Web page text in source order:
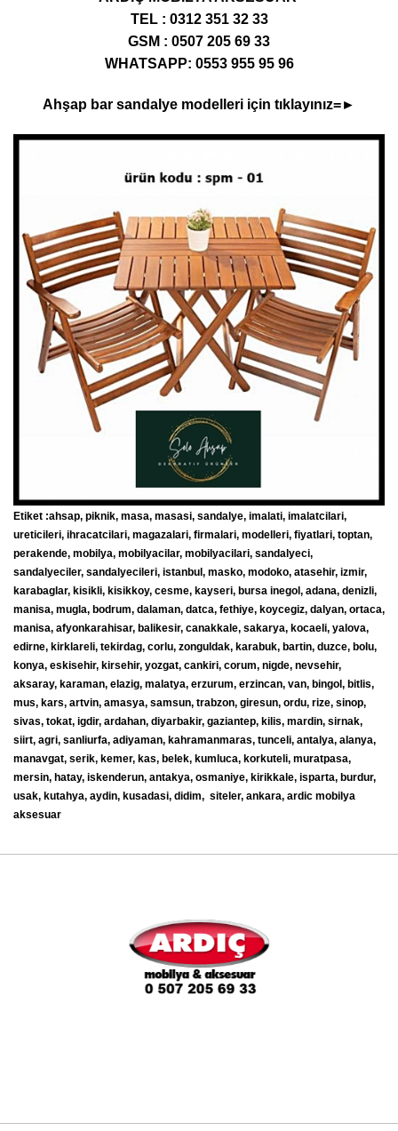
TEL : 0312 351 32 33
GSM : 0507 205 69 33
WHATSAPP: 0553 955 95 96
Ahşap bar sandalye modelleri için tıklayınız=►
Etiket :ahsap, piknik, masa, masasi, sandalye, imalati, imalatcilari,
ureticileri, ihracatcilari, magazalari, firmalari, modelleri, fiyatlari, toptan,
perakende, mobilya, mobilyacilar, mobilyacilari, sandalyeci,
sandalyeciler, sandalyecileri, istanbul, masko, modoko, atasehir, izmir,
karabaglar, kisikli, kisikkoy, cesme, kayseri, bursa inegol, adana, denizli,
manisa, mugla, bodrum, dalaman, datca, fethiye, koycegiz, dalyan, ortaca,
manisa, afyonkarahisar, balikesir, canakkale, sakarya, kocaeli, yalova,
edirne, kirklareli, tekirdag, corlu, zonguldak, karabuk, bartin, duzce, bolu,
konya, eskisehir, kirsehir, yozgat, cankiri, corum, nigde, nevsehir,
aksaray, karaman, elazig, malatya, erzurum, erzincan, van, bingol, bitlis,
mus, kars, artvin, amasya, samsun, trabzon, giresun, ordu, rize, sinop,
sivas, tokat, igdir, ardahan, diyarbakir, gaziantep, kilis, mardin, sirnak,
siirt, agri, sanliurfa, adiyaman, kahramanmaras, tunceli, antalya, alanya,
manavgat, serik, kemer, kas, belek, kumluca, korkuteli, muratpasa,
mersin, hatay, iskenderun, antakya, osmaniye, kirikkale, isparta, burdur,
usak, kutahya, aydin, kusadasi, didim, siteler, ankara, ardic mobilya
aksesuar